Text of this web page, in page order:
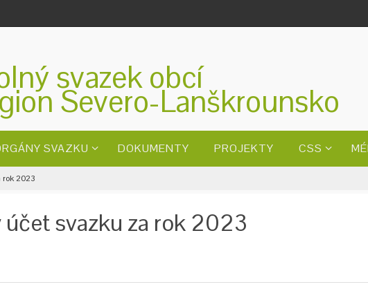
svazek obcí
Severo-Lanškrounsko
SVAZKU DOKUMENTY PROJEKTY CSS
rok 2023
svazku za rok 2023